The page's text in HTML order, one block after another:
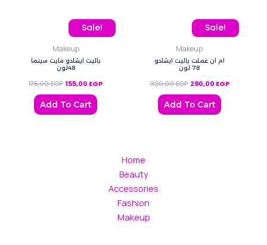
Sale!
Makeup
باليت ايشادو مايت سينما
48لون
175,00EGP
Original price was: 175,00 EGP.
155,00 EGP
Current price is: 155,00 EGP.
Add To Cart
Sale!
Makeup
ام ان عملت باليت ايشادو
78 لون
320,00EGP
Original price was:
290,00 EGP
Current
Add To Cart
Home
Beauty
Accessories
Fashion
Makeup